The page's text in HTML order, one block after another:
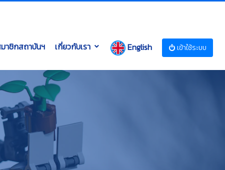
าชิกสถาบันฯ เกี่ยวกับเรา English เข้าใช้ระบบ